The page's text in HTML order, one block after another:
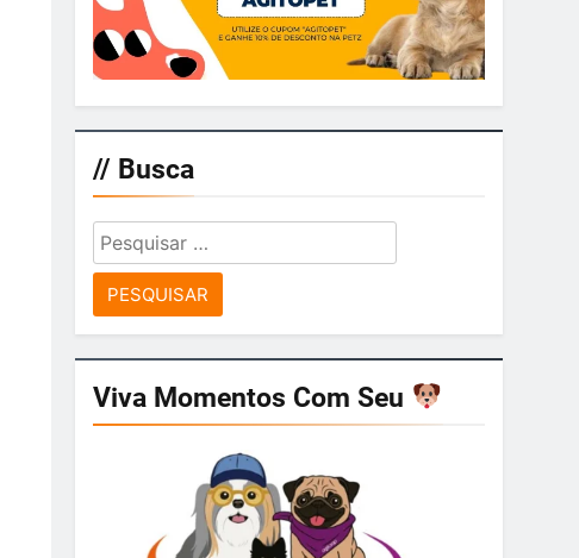
// Busca
Pesquisar
por:
Viva Momentos Com Seu